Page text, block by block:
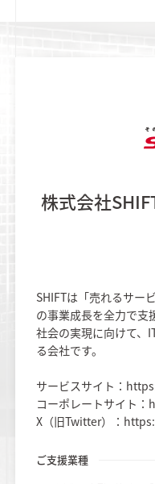
株式会社
SHIFTは「売れるサー
の事業成長を全力で支
社会の実現に向けて、
る会社です。
サービスサイト：
コーポレートサイト
X（旧Twitter）：
ご支援業種